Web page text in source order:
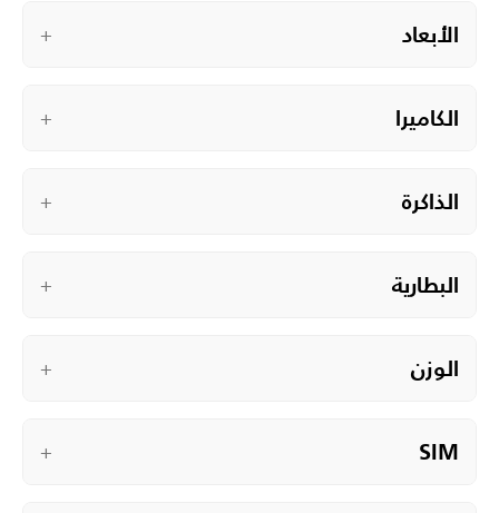
الأبعاد +
الكاميرا +
الذاكرة +
البطارية +
الوزن +
SIM
+